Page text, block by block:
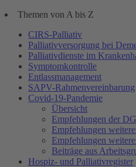
Themen von A bis Z
CIRS-Palliativ
Palliativversorgung bei
Palliativdienste im
Symptomkontrolle
Entlassmanagement
SAPV-Rahmenvereinbarung
Covid-19-Pandemie
Übersicht
Empfehlungen der
Empfehlungen
Empfehlungen
Beiträge aus
Hospiz- und Palliativregister